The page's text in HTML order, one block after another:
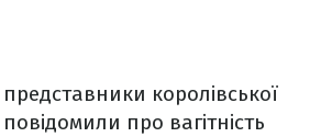
представники королівської
повідомили про вагітність